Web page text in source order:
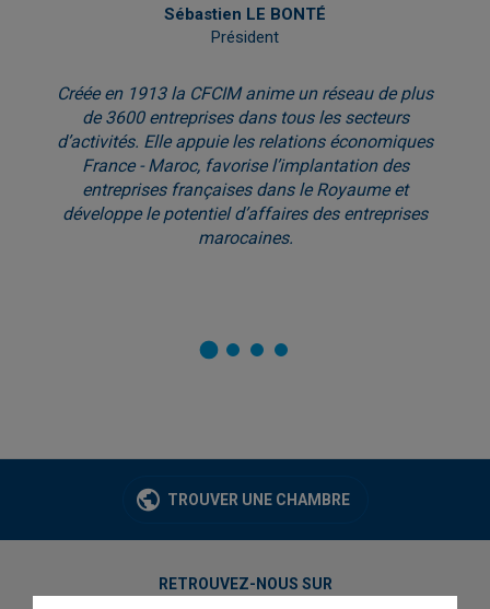
Sébastien LE BONTÉ
Président
Créée en 1913 la CFCIM anime un réseau de plus
de 3600 entreprises dans tous les secteurs
d’activités. Elle appuie les relations économiques
France - Maroc, favorise l’implantation des
entreprises françaises dans le Royaume et
développe le potentiel d’affaires des entreprises
marocaines.
TROUVER UNE CHAMBRE
RETROUVEZ-NOUS SUR